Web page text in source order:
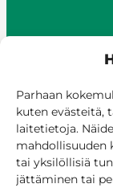
Parhaan
kuten evästeitä,
laitetietoja.
mahdollisuuden
tai yksilöllisiä
jättäminen tai